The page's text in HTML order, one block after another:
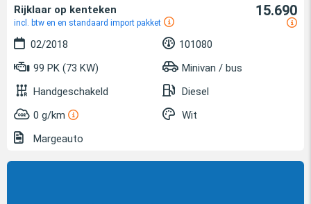
Rijklaar op kenteken
incl. btw en en standaard import pakket
15.690
02/2018
101080
99 PK (73 KW)
Minivan / bus
Handgeschakeld
Diesel
0 g/km
Wit
Margeauto